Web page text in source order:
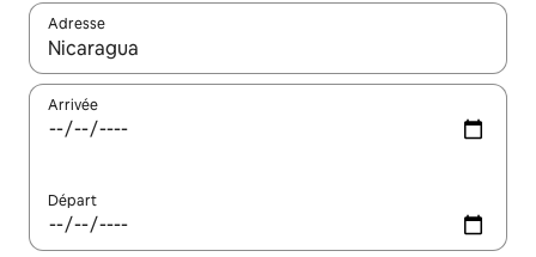
Adresse
Lorsque les résultats s'affichent, utilisez les flèches vers le
Arrivée
Départ